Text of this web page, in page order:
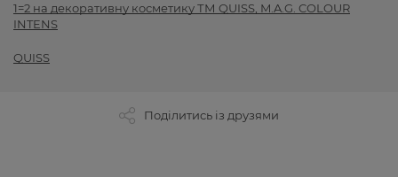
1=2 на декоративну косметику ТМ QUISS, M.A.G. COLOUR
INTENS
QUISS
Поділитись із друзями